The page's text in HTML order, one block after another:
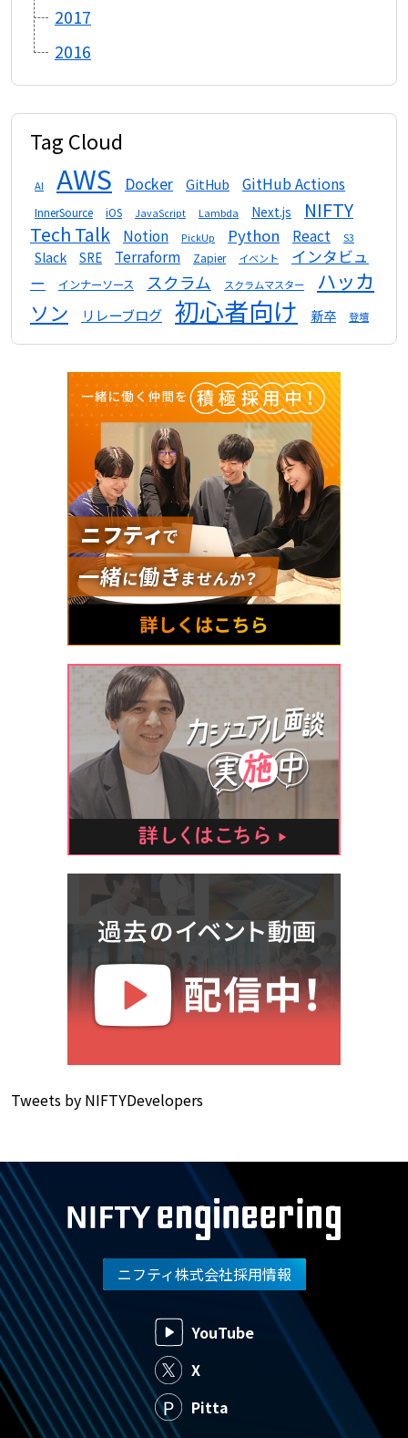
2017
2016
Tag Cloud
AI AWS Docker GitHub GitHub Actions
InnerSource iOS JavaScript Lambda Next.js
NIFTY
Tech Talk
Notion PickUp Python React S3
Slack SRE Terraform Zapier イベント
インタビュ
ー
インナーソース スクラム スクラムマスター
ハッカ
ソン
リレーブログ 初心者向け 新卒 登壇
Tweets by NIFTYDevelopers
ニフティ株式会社採用情報
YouTube
X
Pitta